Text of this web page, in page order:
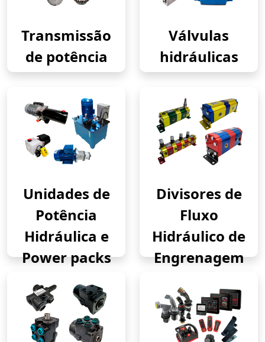
Transmissão
de potência
Válvulas
hidráulicas
Unidades de
Potência
Hidráulica e
Power packs
Divisores de
Fluxo
Hidráulico de
Engrenagem